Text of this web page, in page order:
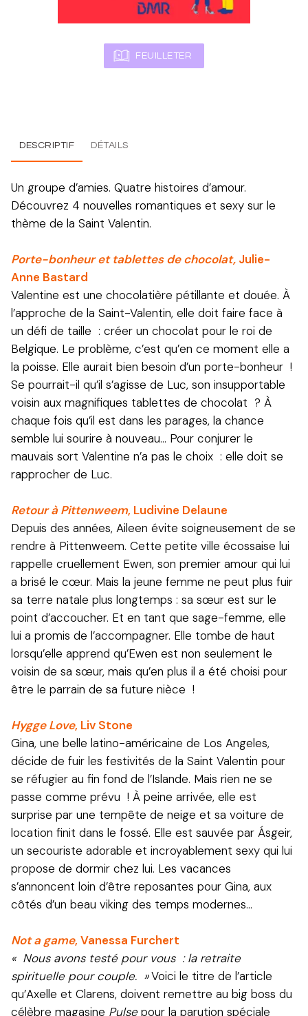
FEUILLETER
DESCRIPTIF DÉTAILS
Un groupe d’amies. Quatre histoires d’amour.
Découvrez 4 nouvelles romantiques et sexy sur le
thème de la Saint Valentin.
Porte-bonheur et tablettes de chocolat, Julie-
Anne Bastard
Valentine est une chocolatière pétillante et douée. À
l’approche de la Saint-Valentin, elle doit faire face à
un défi de taille : créer un chocolat pour le roi de
Belgique. Le problème, c’est qu’en ce moment elle a
la poisse. Elle aurait bien besoin d’un porte-bonheur !
Se pourrait-il qu’il s’agisse de Luc, son insupportable
voisin aux magnifiques tablettes de chocolat ? À
chaque fois qu’il est dans les parages, la chance
semble lui sourire à nouveau... Pour conjurer le
mauvais sort Valentine n’a pas le choix : elle doit se
rapprocher de Luc.
Retour à Pittenweem, Ludivine Delaune
Depuis des années, Aileen évite soigneusement de se
rendre à Pittenweem. Cette petite ville écossaise lui
rappelle cruellement Ewen, son premier amour qui lui
a brisé le cœur. Mais la jeune femme ne peut plus fuir
sa terre natale plus longtemps : sa sœur est sur le
point d’accoucher. Et en tant que sage-femme, elle
lui a promis de l’accompagner. Elle tombe de haut
lorsqu’elle apprend qu’Ewen est non seulement le
voisin de sa sœur, mais qu’en plus il a été choisi pour
être le parrain de sa future nièce !
Hygge Love, Liv Stone
Gina, une belle latino-américaine de Los Angeles,
décide de fuir les festivités de la Saint Valentin pour
se réfugier au fin fond de l’Islande. Mais rien ne se
passe comme prévu ! À peine arrivée, elle est
surprise par une tempête de neige et sa voiture de
location finit dans le fossé. Elle est sauvée par Ásgeir,
un secouriste adorable et incroyablement sexy qui lui
propose de dormir chez lui. Les vacances
s’annoncent loin d’être reposantes pour Gina, aux
côtés d’un beau viking des temps modernes…
Not a game, Vanessa Furchert
« Nous avons testé pour vous : la retraite
spirituelle pour couple. »Voici le titre de l’article
qu’Axelle et Clarens, doivent remettre au big boss du
célèbre magasine Pulse pour la parution spéciale